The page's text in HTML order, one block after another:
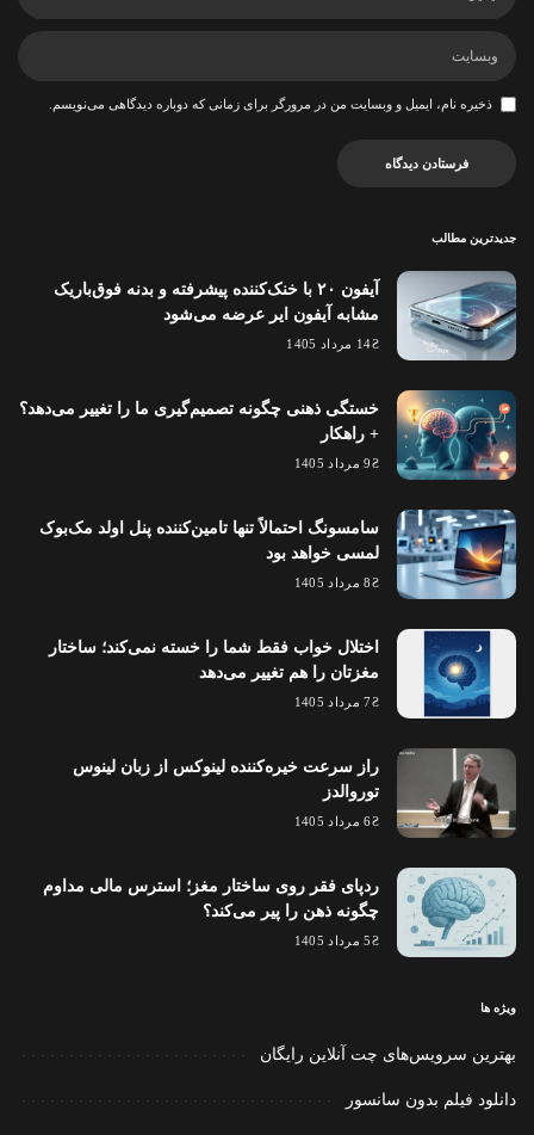
ذخیره نام، ایمیل و وبسایت من در مرورگر برای زمانی که دوباره دیدگاهی می‌نویسم.
جدیدترین مطالب
آیفون ۲۰ با خنک‌کننده پیشرفته و بدنه فوق‌باریک
مشابه آیفون ایر عرضه می‌شود
14 مرداد 1405
خستگی ذهنی چگونه تصمیم‌گیری ما را تغییر می‌دهد؟
+ راهکار
9 مرداد 1405
سامسونگ احتمالاً تنها تامین‌کننده پنل اولد مک‌بوک
لمسی خواهد بود
8 مرداد 1405
اختلال خواب فقط شما را خسته نمی‌کند؛ ساختار
مغزتان را هم تغییر می‌دهد
7 مرداد 1405
راز سرعت خیره‌کننده لینوکس از زبان لینوس
توروالدز
6 مرداد 1405
ردپای فقر روی ساختار مغز؛ استرس مالی مداوم
چگونه ذهن را پیر می‌کند؟
5 مرداد 1405
ویژه ها
بهترین سرویس‌های چت آنلاین رایگان
دانلود فیلم بدون سانسور